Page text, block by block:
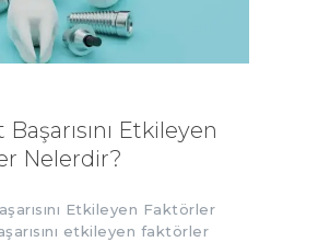
Etkileyen
Nelerdir?
Etkileyen Faktörler
etkileyen faktörler